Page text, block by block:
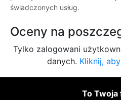
świadczonych usług.
Oceny na
Tylko zalogowani
danych. Kliknij,
To Twoja